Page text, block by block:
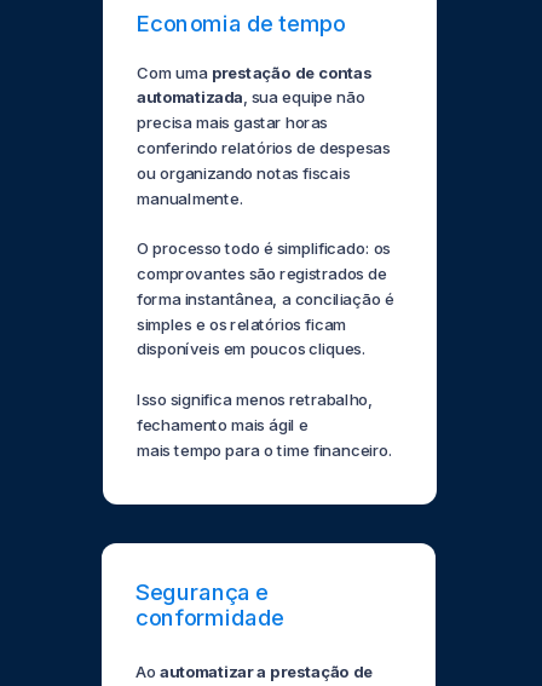
Economia de tempo
Com uma prestação de contas
automatizada, sua equipe não
precisa mais gastar horas
conferindo relatórios de despesas
ou organizando notas fiscais
manualmente.
O processo todo é simplificado: os
comprovantes são registrados de
forma instantânea, a conciliação é
simples e os relatórios ficam
disponíveis em poucos cliques.
Isso significa menos retrabalho,
fechamento mais ágil e
mais tempo para o time financeiro.
Segurança e
conformidade
Aoautomatizar a prestação de